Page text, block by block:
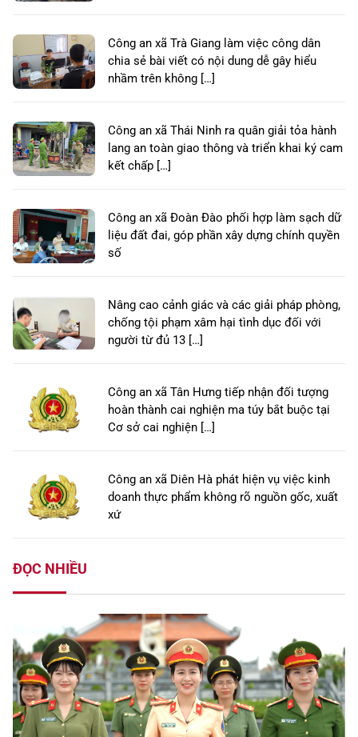
Công an xã Trà Giang làm việc công dân
chia sẻ bài viết có nội dung dễ gây hiểu
nhầm trên không […]
Công an xã Thái Ninh ra quân giải tỏa hành
lang an toàn giao thông và triển khai ký cam
kết chấp […]
Công an xã Đoàn Đào phối hợp làm sạch dữ
liệu đất đai, góp phần xây dựng chính quyền
số
Nâng cao cảnh giác và các giải pháp phòng,
chống tội phạm xâm hại tình dục đối với
người từ đủ 13 […]
Công an xã Tân Hưng tiếp nhận đối tượng
hoàn thành cai nghiện ma túy bắt buộc tại
Cơ sở cai nghiện […]
Công an xã Diên Hà phát hiện vụ việc kinh
doanh thực phẩm không rõ nguồn gốc, xuất
xứ
ĐỌC NHIỀU